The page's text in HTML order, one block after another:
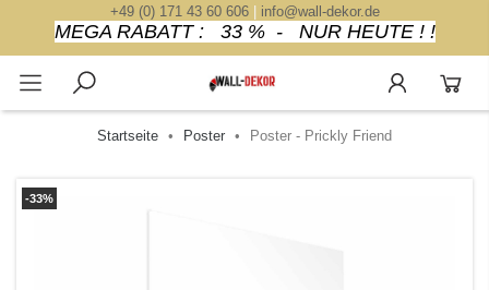
+49 (0) 171 43 60 606| info@wall-dekor.de
MEGA RABATT : 33 % - NUR HEUTE ! !
Startseite Poster Poster - Prickly Friend
-33%